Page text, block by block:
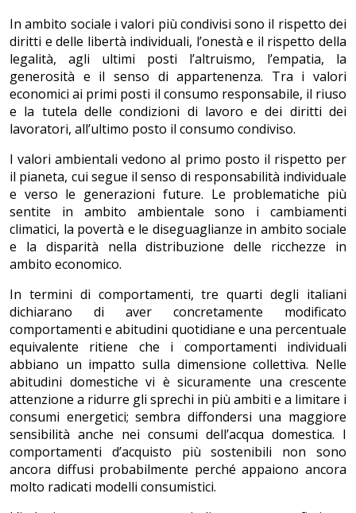
In ambito sociale i valori più condivisi sono il rispetto dei
diritti e delle libertà individuali, l’onestà e il rispetto della
legalità, agli ultimi posti l’altruismo, l’empatia, la
generosità e il senso di appartenenza. Tra i valori
economici ai primi posti il consumo responsabile, il riuso
e la tutela delle condizioni di lavoro e dei diritti dei
lavoratori, all’ultimo posto il consumo condiviso.
I valori ambientali vedono al primo posto il rispetto per
il pianeta, cui segue il senso di responsabilità individuale
e verso le generazioni future. Le problematiche più
sentite in ambito ambientale sono i cambiamenti
climatici, la povertà e le diseguaglianze in ambito sociale
e la disparità nella distribuzione delle ricchezze in
ambito economico.
In termini di comportamenti, tre quarti degli italiani
dichiarano di aver concretamente modificato
comportamenti e abitudini quotidiane e una percentuale
equivalente ritiene che i comportamenti individuali
abbiano un impatto sulla dimensione collettiva. Nelle
abitudini domestiche vi è sicuramente una crescente
attenzione a ridurre gli sprechi in più ambiti e a limitare i
consumi energetici; sembra diffondersi una maggiore
sensibilità anche nei consumi dell’acqua domestica. I
comportamenti d’acquisto più sostenibili non sono
ancora diffusi probabilmente perché appaiono ancora
molto radicati modelli consumistici.